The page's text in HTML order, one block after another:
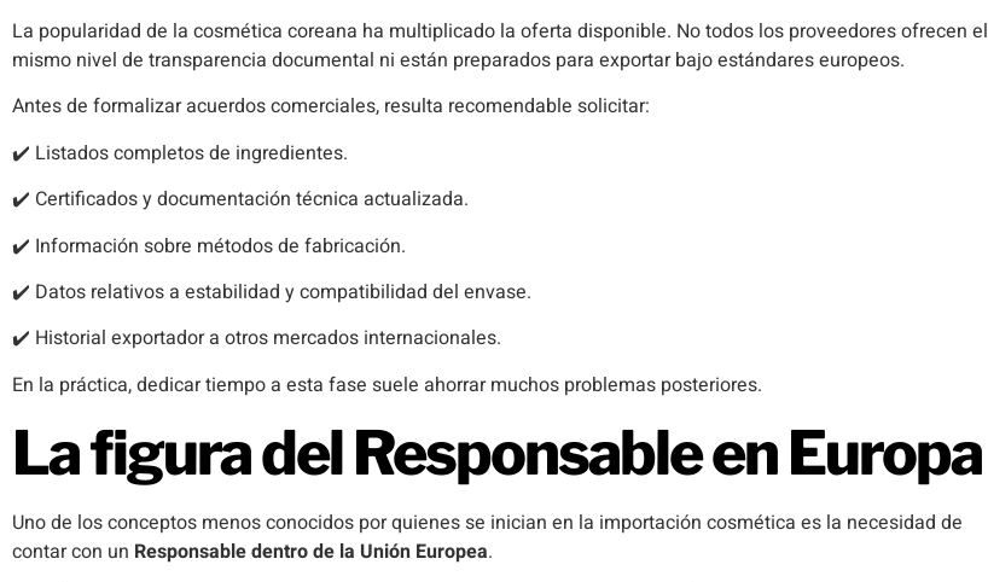
La popularidad de la cosmética coreana ha multiplicado la oferta disponible. No todos los proveedores ofrecen el
mismo nivel de transparencia documental ni están preparados para exportar bajo estándares europeos.
Antes de formalizar acuerdos comerciales, resulta recomendable solicitar:
✔️ Listados completos de ingredientes.
✔️ Certificados y documentación técnica actualizada.
✔️ Información sobre métodos de fabricación.
✔️ Datos relativos a estabilidad y compatibilidad del envase.
✔️ Historial exportador a otros mercados internacionales.
En la práctica, dedicar tiempo a esta fase suele ahorrar muchos problemas posteriores.
La figura del Responsable en Europa
Uno de los conceptos menos conocidos por quienes se inician en la importación cosmética es la necesidad de
contar con un Responsable dentro de la Unión Europea.